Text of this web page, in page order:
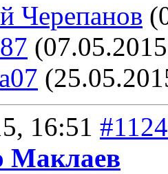
Черепанов
16:51 #1124
Маклаев